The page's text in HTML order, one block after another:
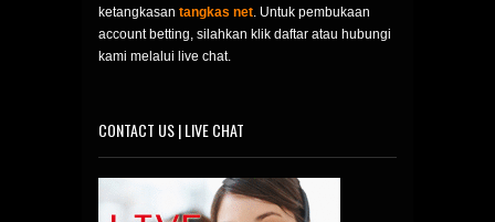
ketangkasan tangkas net. Untuk pembukaan
account betting, silahkan klik daftar atau hubungi
kami melalui live chat.
CONTACT US | LIVE CHAT